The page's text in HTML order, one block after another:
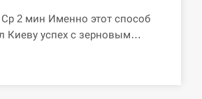
Ср 2 мин Именно этот способ
Киеву успех с зерновым…